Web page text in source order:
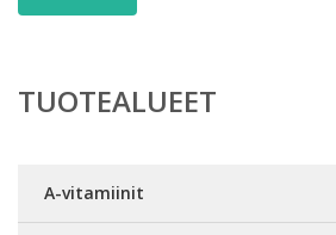
TUOTEALUEET
A-vitamiinit